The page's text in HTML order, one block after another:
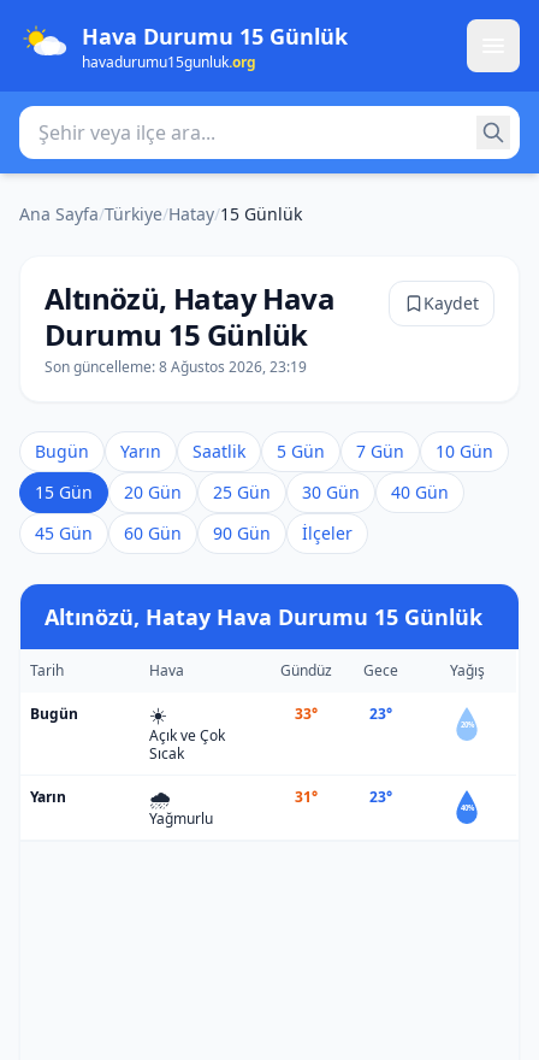
Hava Durumu 15 Günlük
havadurumu15gunluk.org
Şehir veya ilçe ara
Ana Sayfa/Türkiye/Hatay/15 Günlük
Altınözü, Hatay Hava
Durumu 15 Günlük
Son güncelleme:8 Ağustos 2026, 23:19
Kaydet
Bugün Yarın Saatlik 5 Gün 7 Gün
10 Gün
15 Gün
20 Gün 25 Gün 30 Gün
40 Gün
45 Gün
60 Gün 90 Gün İlçeler
Altınözü, Hatay Hava Durumu 15 Günlük
Tarih Hava Gündüz Gece Yağış
Bugün ☀️
Açık ve Çok
Sıcak
33° 23°
20%
Yarın 🌧️
Yağmurlu
31° 23°
40%